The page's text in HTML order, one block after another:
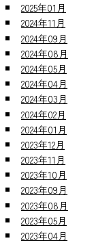
2025年01月
2024年11月
2024年09月
2024年08月
2024年05月
2024年04月
2024年03月
2024年02月
2024年01月
2023年12月
2023年11月
2023年10月
2023年09月
2023年08月
2023年05月
2023年04月